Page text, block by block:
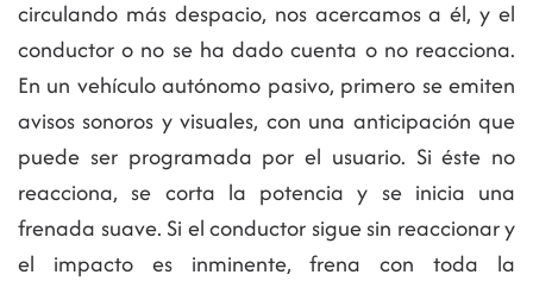
circulando más despacio, nos acercamos a él, y el
conductor o no se ha dado cuenta o no reacciona.
En un vehículo autónomo pasivo, primero se emiten
avisos sonoros y visuales, con una anticipación que
puede ser programada por el usuario. Si éste no
reacciona, se corta la potencia y se inicia una
frenada suave. Si el conductor sigue sin reaccionar y
el impacto es inminente, frena con toda la